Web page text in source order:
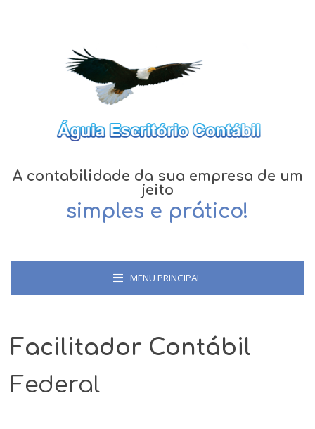
A contabilidade da sua empresa de um
jeito
simples e prático!
MENU PRINCIPAL
Facilitador Contábil
Federal